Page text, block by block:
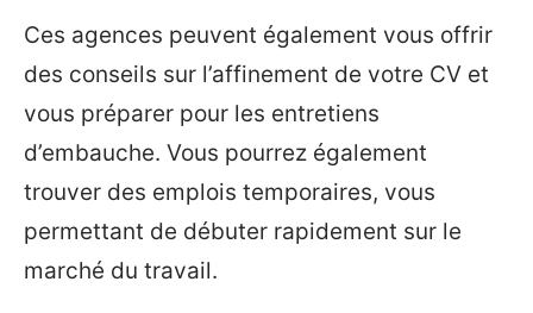
Ces agences peuvent également vous offrir
des conseils sur l’affinement de votre CV et
vous préparer pour les entretiens
d’embauche. Vous pourrez également
trouver des emplois temporaires, vous
permettant de débuter rapidement sur le
marché du travail.